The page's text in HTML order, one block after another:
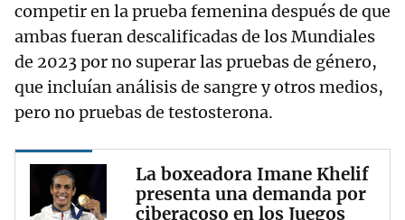
competir en la prueba femenina después de que
ambas fueran descalificadas de los Mundiales
de 2023 por no superar las pruebas de género,
que incluían análisis de sangre y otros medios,
pero no pruebas de testosterona.
La boxeadora Imane Khelif
presenta una demanda por
ciberacoso en los Juegos